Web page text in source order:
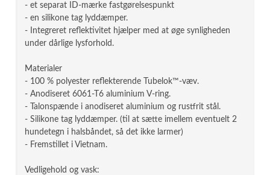
- et separat ID-mærke fastgørelsespunkt
- en silikone tag lyddæmper.
- Integreret reflektivitet hjælper med at øge synligheden
under dårlige lysforhold.
Materialer
- 100 % polyester reflekterende Tubelok™-væv.
- Anodiseret 6061-T6 aluminium V-ring.
- Talonspænde i anodiseret aluminium og rustfrit stål.
- Silikone tag lyddæmper. (til at sætte imellem eventuelt 2
hundetegn i halsbåndet, så det ikke larmer)
- Fremstillet i Vietnam.
Vedligehold og vask: